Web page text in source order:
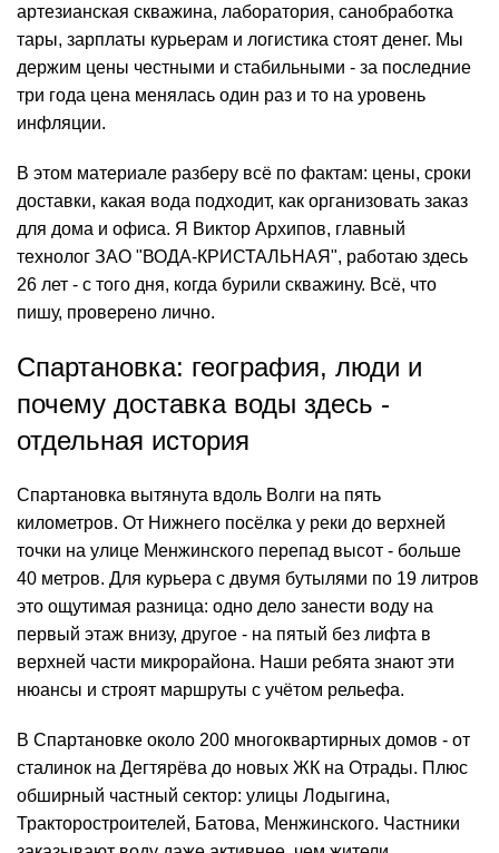
артезианская скважина, лаборатория, санобработка
тары, зарплаты курьерам и логистика стоят денег. Мы
держим цены честными и стабильными - за последние
три года цена менялась один раз и то на уровень
инфляции.
В этом материале разберу всё по фактам: цены, сроки
доставки, какая вода подходит, как организовать заказ
для дома и офиса. Я Виктор Архипов, главный
технолог ЗАО "ВОДА-КРИСТАЛЬНАЯ", работаю здесь
26 лет - с того дня, когда бурили скважину. Всё, что
пишу, проверено лично.
Спартановка: география, люди и
почему доставка воды здесь -
отдельная история
Спартановка вытянута вдоль Волги на пять
километров. От Нижнего посёлка у реки до верхней
точки на улице Менжинского перепад высот - больше
40 метров. Для курьера с двумя бутылями по 19 литров
это ощутимая разница: одно дело занести воду на
первый этаж внизу, другое - на пятый без лифта в
верхней части микрорайона. Наши ребята знают эти
нюансы и строят маршруты с учётом рельефа.
В Спартановке около 200 многоквартирных домов - от
сталинок на Дегтярёва до новых ЖК на Отрады. Плюс
обширный частный сектор: улицы Лодыгина,
Тракторостроителей, Батова, Менжинского. Частники